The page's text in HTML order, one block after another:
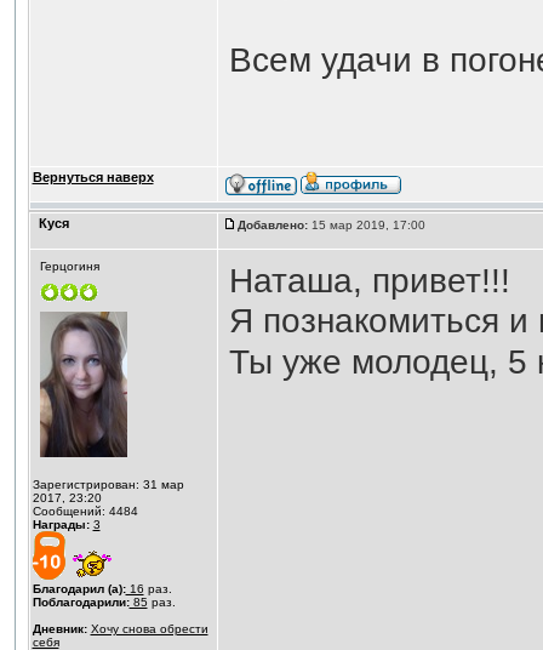
Всем удачи в
Вернуться наверх
Куся Добавлено:15 мар 2019, 17:00
Герцогиня
Зарегистрирован: 31 мар
2017, 23:20
Сообщений: 4484
Награды: 3
Благодарил (а):16 раз.
Поблагодарили:85 раз.
Дневник: Хочу снова обрести
себя
Наташа, привет!!!
Я познакомиться
Ты уже молодец, 5